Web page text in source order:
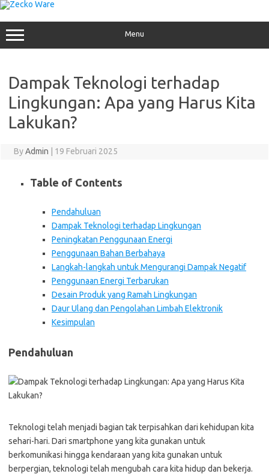
Skip
to
content
Menu
Dampak Teknologi terhadap
Lingkungan: Apa yang Harus Kita
Lakukan?
ByAdmin 19 Februari 2025
Table of Contents
Pendahuluan
Dampak Teknologi terhadap Lingkungan
Peningkatan Penggunaan Energi
Penggunaan Bahan Berbahaya
Langkah-langkah untuk Mengurangi Dampak Negatif
Penggunaan Energi Terbarukan
Desain Produk yang Ramah Lingkungan
Daur Ulang dan Pengolahan Limbah Elektronik
Kesimpulan
Pendahuluan
Teknologi telah menjadi bagian tak terpisahkan dari kehidupan kita
sehari-hari. Dari smartphone yang kita gunakan untuk
berkomunikasi hingga kendaraan yang kita gunakan untuk
berpergian, teknologi telah mengubah cara kita hidup dan bekerja.